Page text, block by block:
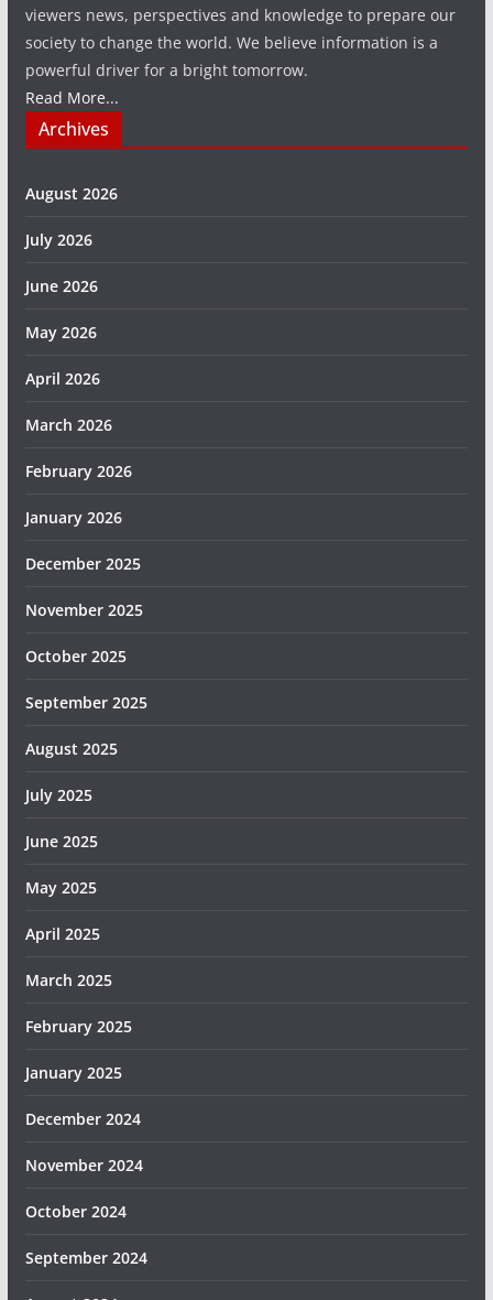
viewers news, perspectives and knowledge to prepare our
society to change the world. We believe information is a
powerful driver for a bright tomorrow.
Read More...
Archives
August 2026
July 2026
June 2026
May 2026
April 2026
March 2026
February 2026
January 2026
December 2025
November 2025
October 2025
September 2025
August 2025
July 2025
June 2025
May 2025
April 2025
March 2025
February 2025
January 2025
December 2024
November 2024
October 2024
September 2024